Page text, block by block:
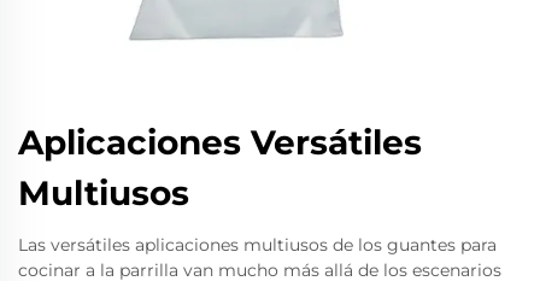
Aplicaciones Versátiles
Multiusos
Las versátiles aplicaciones multiusos de los guantes para
cocinar a la parrilla van mucho más allá de los escenarios